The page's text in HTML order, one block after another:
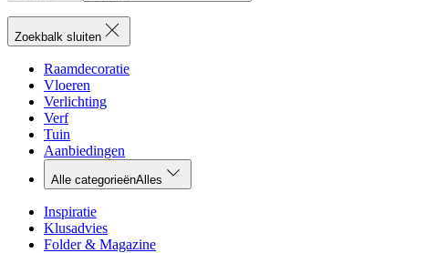
Zoekbalk sluiten
Raamdecoratie
Vloeren
Verlichting
Verf
Tuin
Aanbiedingen
Alle categorieënAlles
Inspiratie
Klusadvies
Folder & Magazine